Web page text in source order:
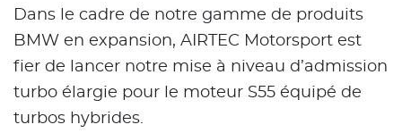
Dans le cadre de notre gamme de produits
BMW en expansion, AIRTEC Motorsport est
fier de lancer notre mise à niveau d’admission
turbo élargie pour le moteur S55 équipé de
turbos hybrides.